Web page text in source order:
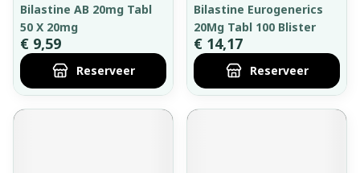
Bilastine AB 20mg Tabl
50 X 20mg
€ 9,59
Reserveer
Bilastine Eurogenerics
20Mg Tabl 100 Blister
€ 14,17
Reserveer